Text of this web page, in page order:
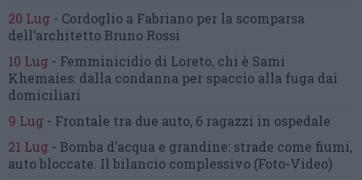
20 Lug - Cordoglio a Fabriano per la scomparsa
dell’architetto Bruno Rossi
10 Lug - Femminicidio di Loreto, chi è Sami
Khemaies: dalla condanna per spaccio alla fuga dai
domiciliari
9 Lug - Frontale tra due auto, 6 ragazzi in ospedale
21 Lug - Bomba d’acqua e grandine: strade come fiumi,
auto bloccate. Il bilancio complessivo (Foto-Video)